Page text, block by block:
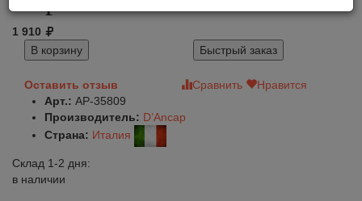
1 910
В корзину
Быстрый заказ
Оставить отзыв Сравнить
Нравится
Арт.: AP-35809
Производитель: D’Ancap
Страна: Италия
Склад 1-2 дня:
в наличии